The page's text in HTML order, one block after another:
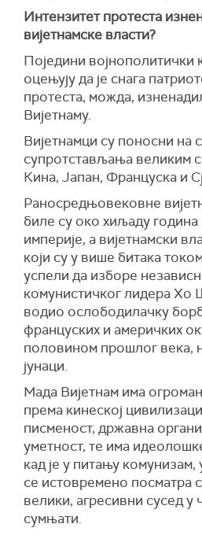
Интензитет протеста
вијетнамске власти?
Поједини војнополитички
оцењују да је снага
протеста, можда,
Вијетнаму.
Вијетнамци су поносни на
супротстављања великим
Кина, Јапан, Француска и
Раносредњовековне
биле су око хиљаду година
империје, а вијетнамски
који су у више битака
успели да изборе
комунистичког лидера Хо
водио ослободилачку
француских и америчких
половином прошлог века,
јунаци.
Мада Вијетнам има
према кинеској
писменост, државна
уметност, те има
кад је у питању
се истовремено посматра
велики, агресивни сусед у
сумњати.